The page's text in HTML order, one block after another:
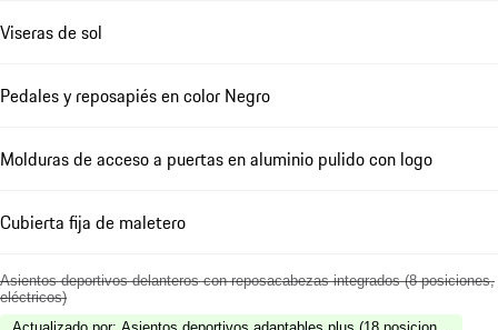
Viseras de sol
Pedales y reposapiés en color Negro
Molduras de acceso a puertas en aluminio pulido con logo
Cubierta fija de maletero
Asientos deportivos delanteros con reposacabezas integrados (8 posiciones,
eléctricos)